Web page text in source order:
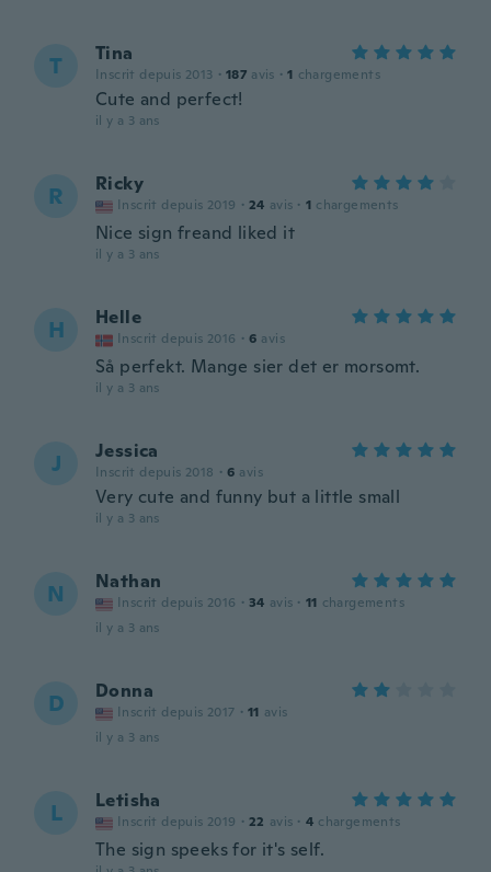
T Tina
Inscrit depuis 2013 · 187 avis · 1 chargements
Cute and perfect!
il y a 3 ans
R Ricky
Inscrit depuis 2019 · 24 avis · 1 chargements
Nice sign freand liked it
il y a 3 ans
H Helle
Inscrit depuis 2016 · 6 avis
Så perfekt. Mange sier det er morsomt.
il y a 3 ans
J Jessica
Inscrit depuis 2018 · 6 avis
Very cute and funny but a little small
il y a 3 ans
N Nathan
Inscrit depuis 2016 · 34 avis · 11 chargements
il y a 3 ans
D Donna
Inscrit depuis 2017 · 11 avis
il y a 3 ans
L Letisha
Inscrit depuis 2019 · 22 avis · 4 chargements
The sign speeks for it's self.